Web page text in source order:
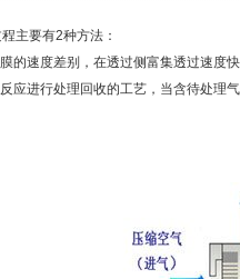
主要有2种方法：
的速度差别，在透过侧富集透过速度
应进行处理回收的工艺，当含待处理